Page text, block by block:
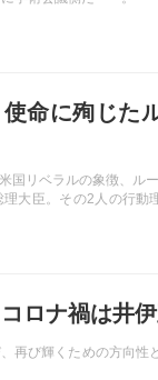
使命に殉じた
国リベラルの象徴、ル
大臣。その2人の行動
コロナ禍は
再び輝くための方向